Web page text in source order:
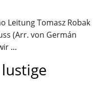
Leitung Tomasz Robak
(Arr. von Germán
…